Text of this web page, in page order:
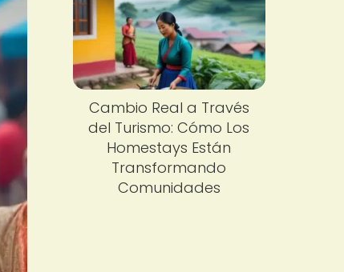
Cambio Real a Través
del Turismo: Cómo Los
Homestays Están
Transformando
Comunidades